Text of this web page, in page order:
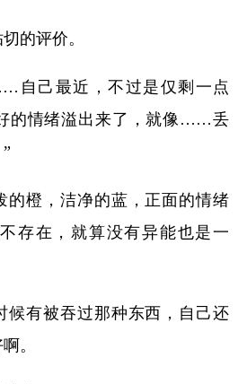
的评价。
自己最近，不过是仅剩一点
的情绪溢出来了，就像……丢
的橙，洁净的蓝，正面的情绪
存在，就算没有异能也是一
候有被吞过那种东西，自己还
。